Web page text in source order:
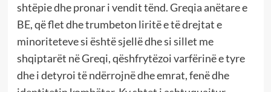
shtëpie dhe pronar i vendit tënd. Greqia anëtare e
BE, që flet dhe trumbeton liritë e të drejtat e
minoriteteve si është sjellë dhe si sillet me
shqiptarët në Greqi, qëshfrytëzoi varfërinë e tyre
dhe i detyroi të ndërrojnë dhe emrat, fenë dhe